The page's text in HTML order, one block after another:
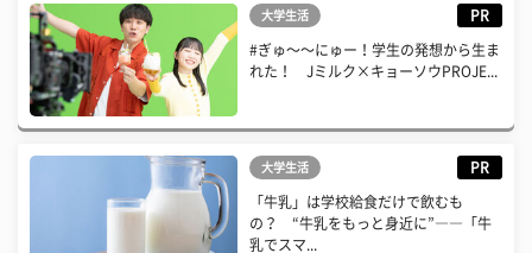
大学生活 PR
#ぎゅ〜〜にゅー！学生の発想から生ま
れた！ Jミルク×キョーソウPROJE...
大学生活 PR
「牛乳」は学校給食だけで飲むも
の？ “牛乳をもっと身近に”――「牛
乳でスマ...